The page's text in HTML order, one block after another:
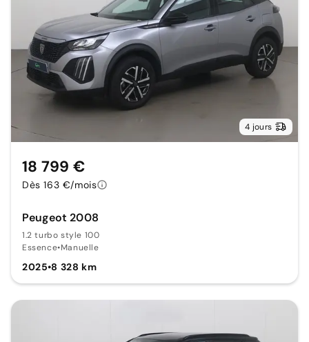
4 jours
Peugeot 2008
1.2 turbo style 100
Essence•Manuelle
2025•8 328 km
18 799 €
Dès 163 €/mois